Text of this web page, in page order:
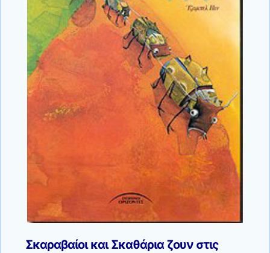
Σκαραβαίοι και Σκαθάρια ζουν στις